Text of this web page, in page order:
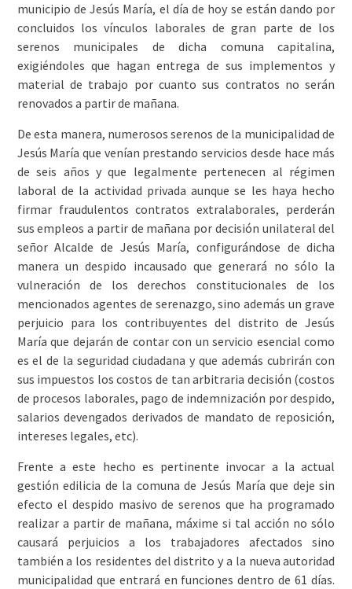
municipio de Jesús María, el día de hoy se están dando por
concluidos los vínculos laborales de gran parte de los
serenos municipales de dicha comuna capitalina,
exigiéndoles que hagan entrega de sus implementos y
material de trabajo por cuanto sus contratos no serán
renovados a partir de mañana.
De esta manera, numerosos serenos de la municipalidad de
Jesús María que venían prestando servicios desde hace más
de seis años y que legalmente pertenecen al régimen
laboral de la actividad privada aunque se les haya hecho
firmar fraudulentos contratos extralaborales, perderán
sus empleos a partir de mañana por decisión unilateral del
señor Alcalde de Jesús María, configurándose de dicha
manera un despido incausado que generará no sólo la
vulneración de los derechos constitucionales de los
mencionados agentes de serenazgo, sino además un grave
perjuicio para los contribuyentes del distrito de Jesús
María que dejarán de contar con un servicio esencial como
es el de la seguridad ciudadana y que además cubrirán con
sus impuestos los costos de tan arbitraria decisión (costos
de procesos laborales, pago de indemnización por despido,
salarios devengados derivados de mandato de reposición,
intereses legales, etc).
Frente a este hecho es pertinente invocar a la actual
gestión edilicia de la comuna de Jesús María que deje sin
efecto el despido masivo de serenos que ha programado
realizar a partir de mañana, máxime si tal acción no sólo
causará perjuicios a los trabajadores afectados sino
también a los residentes del distrito y a la nueva autoridad
municipalidad que entrará en funciones dentro de 61 días.